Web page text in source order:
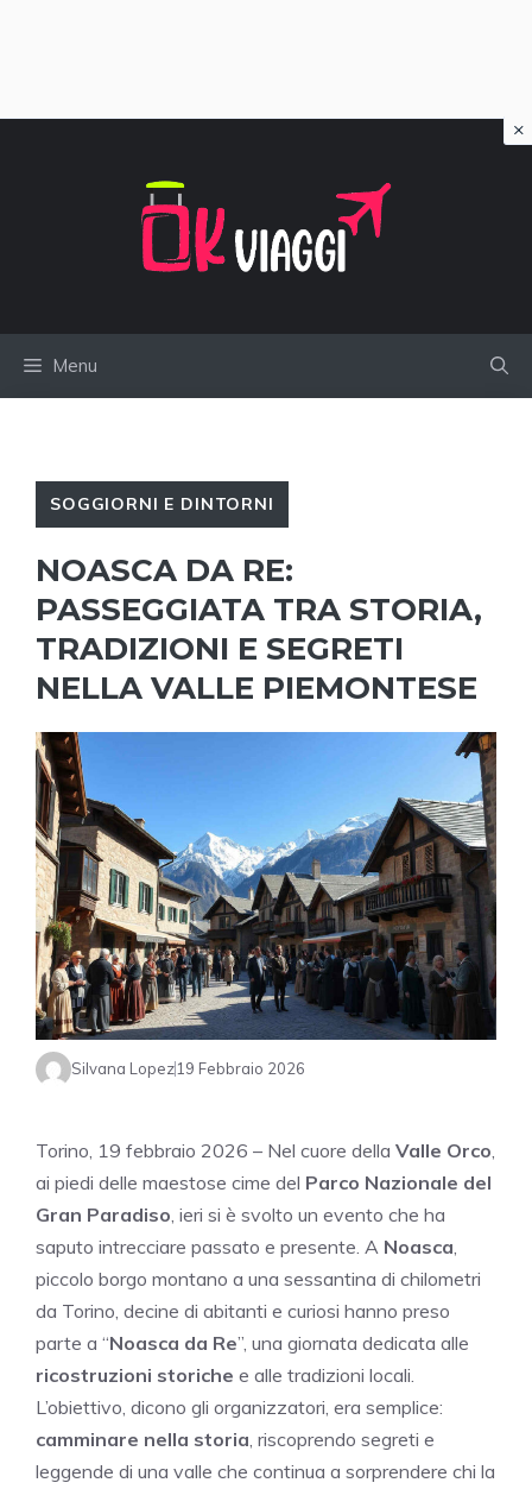
Menu
SOGGIORNI E DINTORNI
NOASCA DA RE:
PASSEGGIATA TRA STORIA,
TRADIZIONI E SEGRETI
NELLA VALLE PIEMONTESE
Silvana Lopez19 Febbraio 2026
Torino, 19 febbraio 2026 – Nel cuore della Valle Orco
ai piedi delle maestose cime del Parco Nazionale del
Gran Paradiso , ieri si è svolto un evento che ha
saputo intrecciare passato e presente. A Noasca
piccolo borgo montano a una sessantina di chilometri
da Torino, decine di abitanti e curiosi hanno preso
parte a “Noasca da Re”, una giornata dedicata alle
ricostruzioni storiche e alle tradizioni locali.
L’obiettivo, dicono gli organizzatori, era semplice:
camminare nella storia , riscoprendo segreti e
leggende di una valle che continua a sorprendere chi la
×